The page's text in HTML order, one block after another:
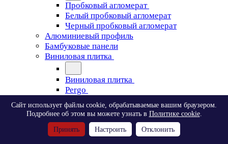
Пробковый агломерат
Белый пробковый агломерат
Черный пробковый агломерат
Алюминиевый профиль
Бамбуковые панели
Виниловая плитка
Виниловая плитка
Pergo
Pergo
Classic Plank Optimum Glue
Modern Plank Optimum Glue
Сайт использует файлы cookie, обрабатываемые вашим браузером.
Подробнее об этом вы можете узнать в Политике cookie.
Принять Настроить Отклонить